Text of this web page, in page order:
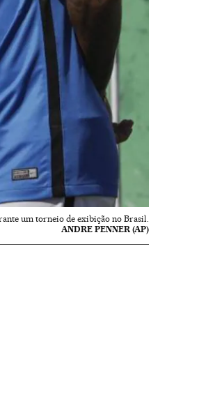
um torneio de exibição no Brasil.
ANDRE PENNER (AP)